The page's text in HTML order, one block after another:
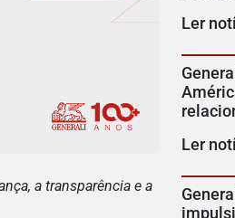
a transparência e a
Ler
Ler